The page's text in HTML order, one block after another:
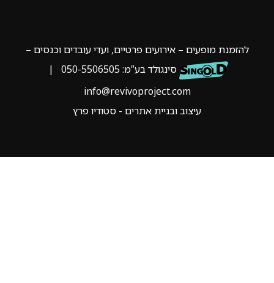
להזמנת מופעים – אירועים פרטיים, ועדי עובדים וכנסים –
סינגולד בע”מ:
|
info@revivoproject.com
עיצוב ובניית אתרים - סטודיו פרץ